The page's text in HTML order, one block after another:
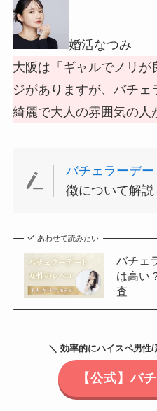
婚活なつみ
大阪は「ギャルでノリが
ジがありますが、バチ
綺麗で大人の雰囲気の人
バチェラーデ
徴について解
あわせて読みたい
バチェ
は高い
査
＼ 効率的にハイスペ男性
【公式】バ